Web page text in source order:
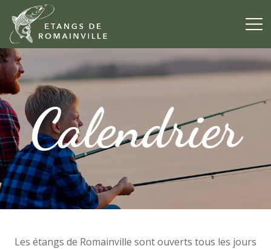
Calendrier
Les étangs de Romainville sont ouverts tous les jours